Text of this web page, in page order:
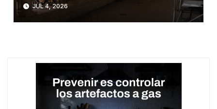
JUL 4, 2026